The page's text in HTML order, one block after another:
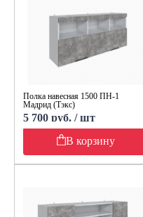
Полка навесная 1500 ПН-1
Мадрид (Тэкс)
5 700 руб. / шт
В корзину